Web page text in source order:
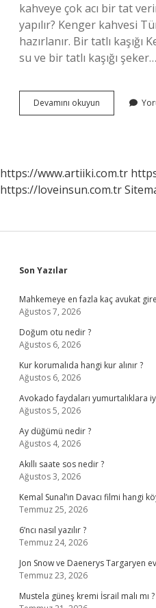
kahveye çok acı bir tat
yapılır? Kenger kahvesi
hazırlanır. Bir tatlı
su ve bir tatlı kaşığı şeker…
Devamını okuyun
Türk
https://www.artiiki.com.tr
https://loveinsun.com.tr
Sidebar
Son Yazılar
Mahkemeye en fazla kaç avukat
Ağustos 7, 2026
Doğum otu nedir ?
Ağustos 6, 2026
Kur korumalıda hangi kur alınır ?
Ağustos 6, 2026
Avokado faydaları yumurtalıklara
Ağustos 5, 2026
Ay düğümü nedir ?
Ağustos 4, 2026
Akıllı saate sos nedir ?
Ağustos 3, 2026
Kemal Sunal’ın Davacı filmi hangi
Temmuz 25, 2026
6’ncı nasıl yazılır ?
Temmuz 24, 2026
Jon Snow ve Daenerys Targaryen
Temmuz 23, 2026
Mustela güneş kremi İsrail malı mı ?